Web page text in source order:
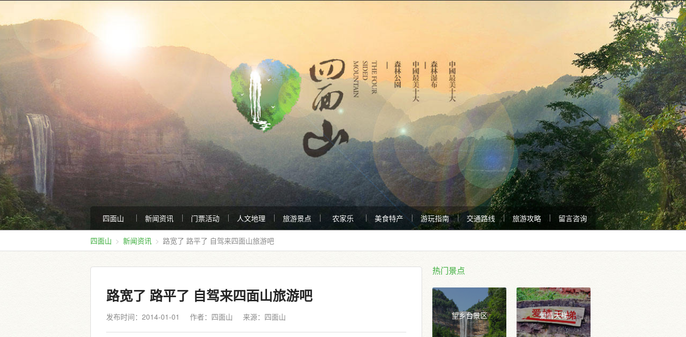
四面山 新闻资讯 门票活动 人文地理 旅游景点 农家乐 美食特产 游玩指南 交通路线 旅游攻略 留言咨询
四面山 新闻资讯 路宽了 路平了 自驾来四面山旅游吧
路宽了 路平了 自驾来四面山旅游吧
发布时间：2014-01-01 作者：四面山 来源： 四面山
热门景点
望乡台景区 爱情天梯